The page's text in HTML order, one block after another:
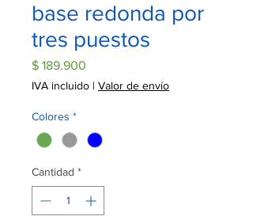
base redonda por
tres puestos
$ 189.900
IVA incluido | Valor de envío
Colores *
Cantidad *